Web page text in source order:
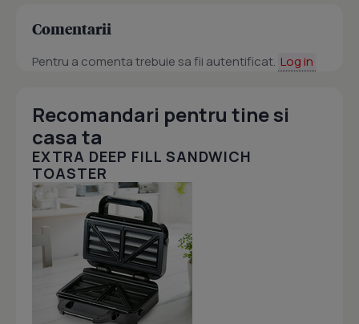
Comentarii
Pentru a comenta trebuie sa fii autentificat. Log in
Recomandari pentru tine si
casa ta
EXTRA DEEP FILL SANDWICH
TOASTER